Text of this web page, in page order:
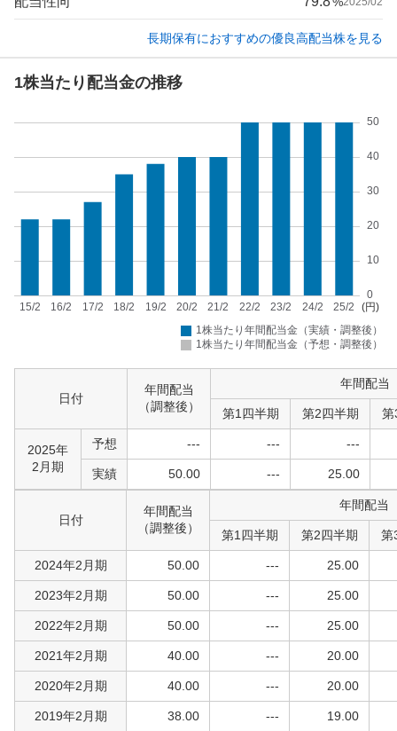
長期保有におすすめの優良高配当株を見る
1株当たり配当金の推移
日付
年間配当
（調整後）
年間配当
第1四半期 第2四半期 第
2025年
2月期
予想 --- --- ---
実績 50.00 --- 25.00
日付
年間配当
（調整後）
年間配当
第1四半期 第2四半期 第
2024年2月期 50.00 --- 25.00
2023年2月期 50.00 --- 25.00
2022年2月期 50.00 --- 25.00
2021年2月期 40.00 --- 20.00
2020年2月期 40.00 --- 20.00
2019年2月期 38.00 --- 19.00